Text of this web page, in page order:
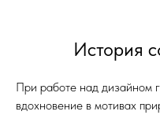
История
При работе над дизайном
вдохновение в мотивах